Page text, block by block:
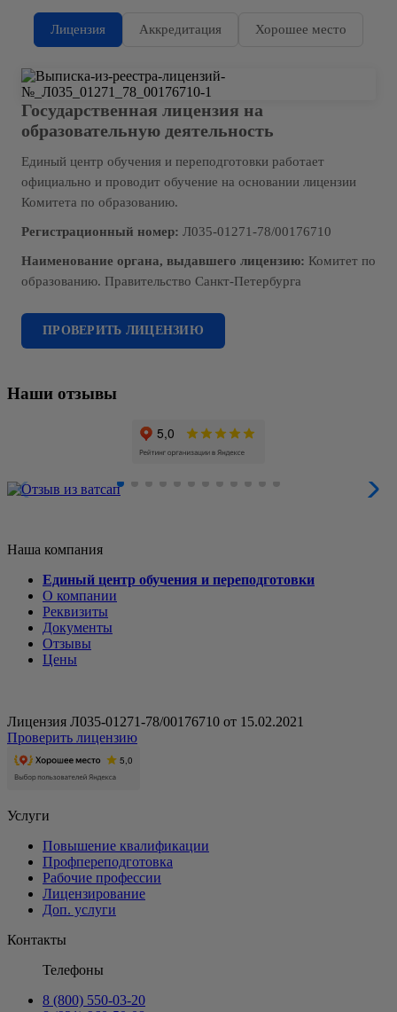
Лицензия Аккредитация Хорошее место
Государственная лицензия на
образовательную деятельность
Единый центр обучения и переподготовки работает
официально и проводит обучение на основании лицензии
Комитета по образованию.
Регистрационный номер: Л035-01271-78/00176710
Наименование органа, выдавшего лицензию: Комитет по
образованию. Правительство Санкт-Петербурга
ПРОВЕРИТЬ ЛИЦЕНЗИЮ
Наши отзывы
Наша компания
Единый центр обучения и переподготовки
О компании
Реквизиты
Документы
Отзывы
Цены
Лицензия Л035-01271-78/00176710 от 15.02.2021
Проверить лицензию
Услуги
Повышение квалификации
Профпереподготовка
Рабочие профессии
Лицензирование
Доп. услуги
Контакты
Телефоны
8 (800) 550-03-20